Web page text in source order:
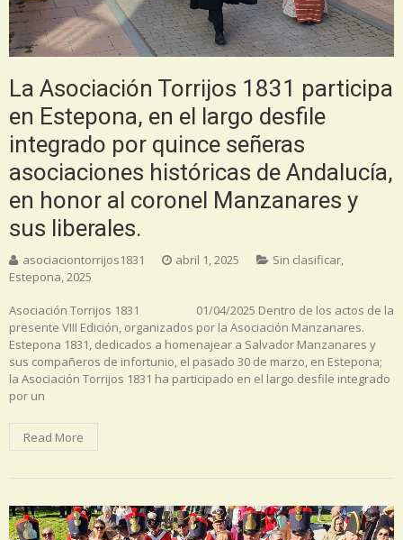
La Asociación Torrijos 1831 participa
en Estepona, en el largo desfile
integrado por quince señeras
asociaciones históricas de Andalucía,
en honor al coronel Manzanares y
sus liberales.
asociaciontorrijos1831 abril 1, 2025 Sin clasificar,
Estepona,2025
Asociación Torrijos 1831 01/04/2025 Dentro de los actos de la
presente VIII Edición, organizados por la Asociación Manzanares.
Estepona 1831, dedicados a homenajear a Salvador Manzanares y
sus compañeros de infortunio, el pasado 30 de marzo, en Estepona;
la Asociación Torrijos 1831 ha participado en el largo desfile integrado
por un
Read More